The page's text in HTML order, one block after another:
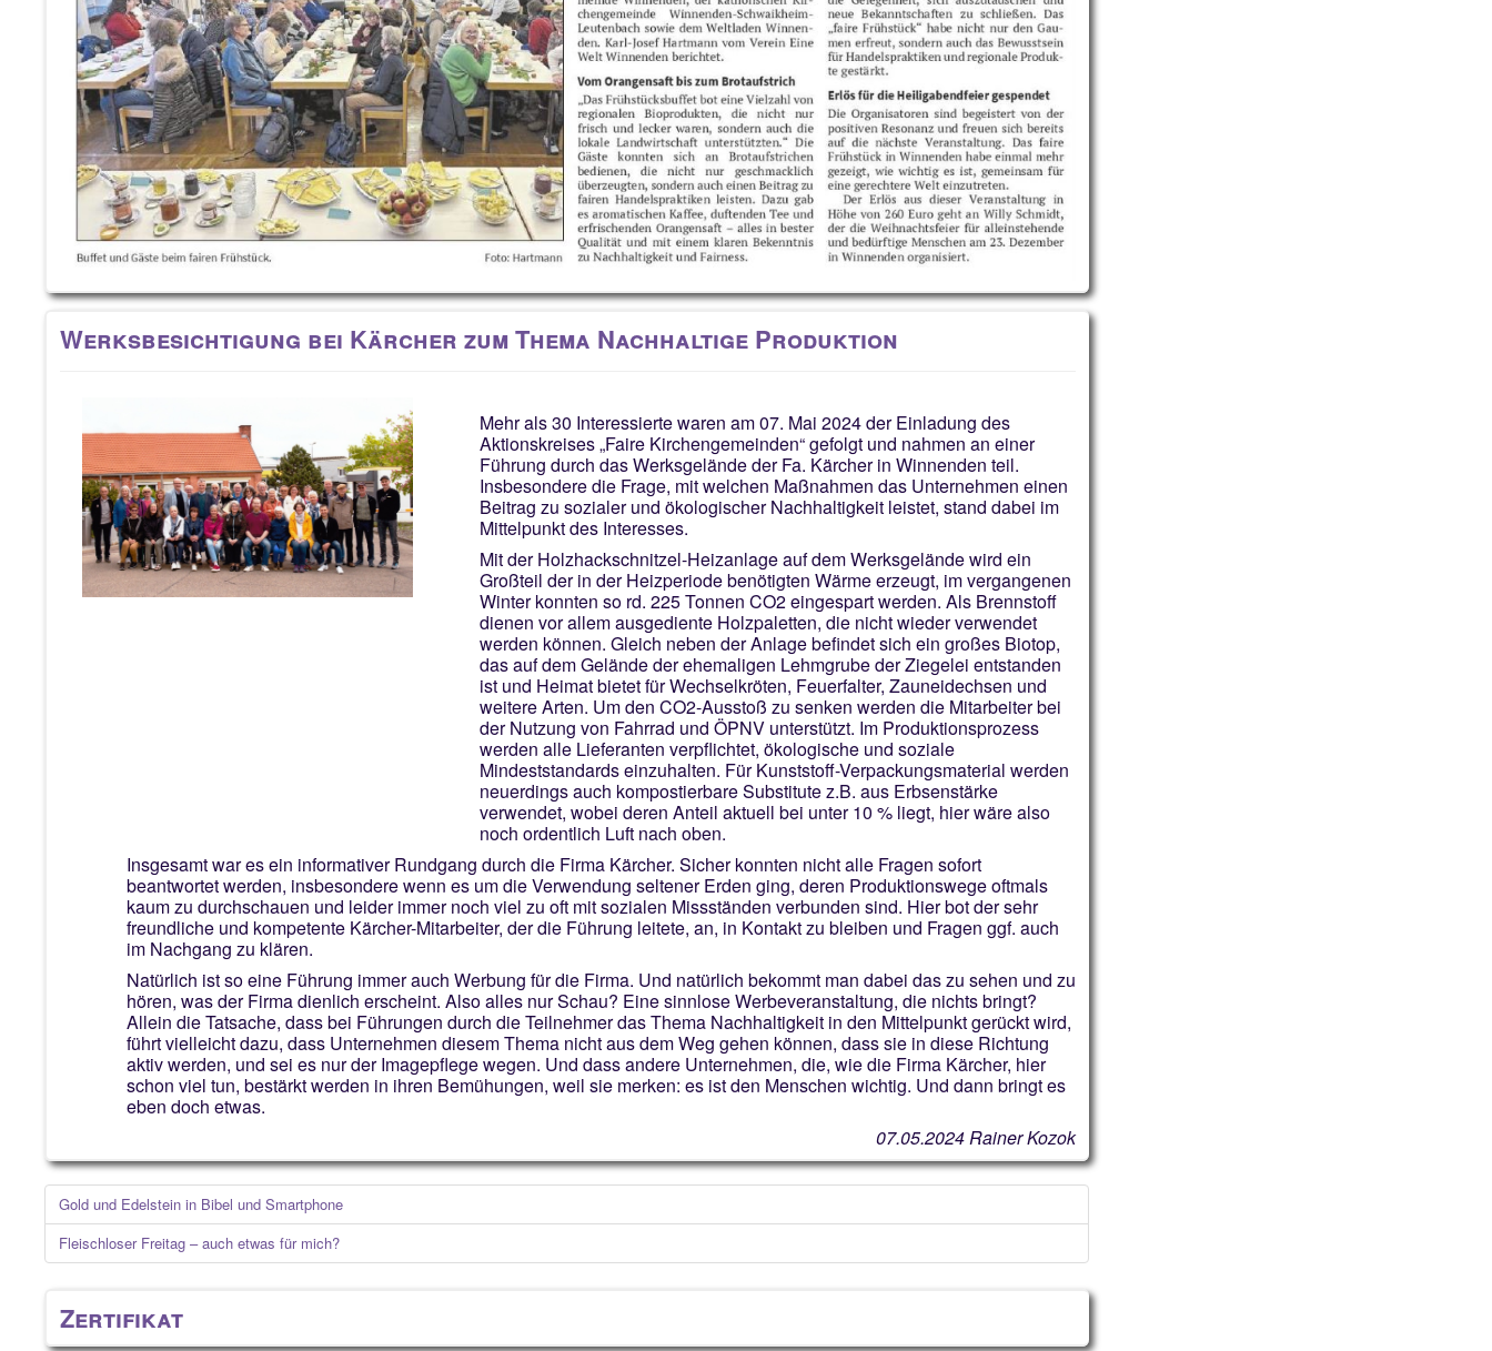
Werksbesichtigung bei Kärcher zum Thema Nachhaltige Produktion
Mehr als 30 Interessierte waren am 07. Mai 2024 der Einladung des
Aktionskreises „Faire Kirchengemeinden“ gefolgt und nahmen an einer
Führung durch das Werksgelände der Fa. Kärcher in Winnenden teil.
Insbesondere die Frage, mit welchen Maßnahmen das Unternehmen einen
Beitrag zu sozialer und ökologischer Nachhaltigkeit leistet, stand dabei im
Mittelpunkt des Interesses.
Mit der Holzhackschnitzel-Heizanlage auf dem Werksgelände wird ein
Großteil der in der Heizperiode benötigten Wärme erzeugt, im vergangenen
Winter konnten so rd. 225 Tonnen CO2 eingespart werden. Als Brennstoff
dienen vor allem ausgediente Holzpaletten, die nicht wieder verwendet
werden können. Gleich neben der Anlage befindet sich ein großes Biotop,
das auf dem Gelände der ehemaligen Lehmgrube der Ziegelei entstanden
ist und Heimat bietet für Wechselkröten, Feuerfalter, Zauneidechsen und
weitere Arten. Um den CO2-Ausstoß zu senken werden die Mitarbeiter bei
der Nutzung von Fahrrad und ÖPNV unterstützt. Im Produktionsprozess
werden alle Lieferanten verpflichtet, ökologische und soziale
Mindeststandards einzuhalten. Für Kunststoff-Verpackungsmaterial werden
neuerdings auch kompostierbare Substitute z.B. aus Erbsenstärke
verwendet, wobei deren Anteil aktuell bei unter 10 % liegt, hier wäre also
noch ordentlich Luft nach oben.
Insgesamt war es ein informativer Rundgang durch die Firma Kärcher. Sicher konnten nicht alle Fragen sofort
beantwortet werden, insbesondere wenn es um die Verwendung seltener Erden ging, deren Produktionswege oftmals
kaum zu durchschauen und leider immer noch viel zu oft mit sozialen Missständen verbunden sind. Hier bot der sehr
freundliche und kompetente Kärcher-Mitarbeiter, der die Führung leitete, an, in Kontakt zu bleiben und Fragen ggf. auch
im Nachgang zu klären.
Natürlich ist so eine Führung immer auch Werbung für die Firma. Und natürlich bekommt man dabei das zu sehen und zu
hören, was der Firma dienlich erscheint. Also alles nur Schau? Eine sinnlose Werbeveranstaltung, die nichts bringt?
Allein die Tatsache, dass bei Führungen durch die Teilnehmer das Thema Nachhaltigkeit in den Mittelpunkt gerückt wird,
führt vielleicht dazu, dass Unternehmen diesem Thema nicht aus dem Weg gehen können, dass sie in diese Richtung
aktiv werden, und sei es nur der Imagepflege wegen. Und dass andere Unternehmen, die, wie die Firma Kärcher, hier
schon viel tun, bestärkt werden in ihren Bemühungen, weil sie merken: es ist den Menschen wichtig. Und dann bringt es
eben doch etwas.
07.05.2024 Rainer Kozok
Gold und Edelstein in Bibel und Smartphone
Fleischloser Freitag – auch etwas für mich?
Zertifikat